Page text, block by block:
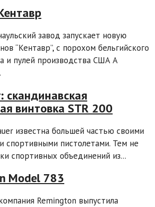
завод запускает новую
“Кентавр”, с порохом бельгийского
и пулей производства США A
скандинавская
винтовка STR 200
известна большей частью своими
спортивными пистолетами. Тем не
спортивных объединений из...
Model 783
Remington выпустила